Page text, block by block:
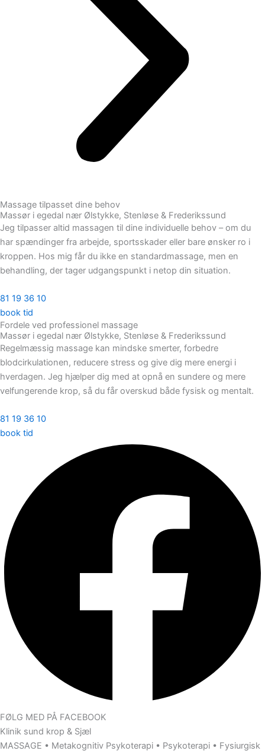
Massage tilpasset dine behov
Massør i egedal nær Ølstykke, Stenløse & Frederikssund
Jeg tilpasser altid massagen til dine individuelle behov – om du
har spændinger fra arbejde, sportsskader eller bare ønsker ro i
kroppen. Hos mig får du ikke en standardmassage, men en
behandling, der tager udgangspunkt i netop din situation.
81 19 36 10
book tid
Fordele ved professionel massage
Massør i egedal nær Ølstykke, Stenløse & Frederikssund
Regelmæssig massage kan mindske smerter, forbedre
blodcirkulationen, reducere stress og give dig mere energi i
hverdagen. Jeg hjælper dig med at opnå en sundere og mere
velfungerende krop, så du får overskud både fysisk og mentalt.
81 19 36 10
book tid
FØLG MED PÅ FACEBOOK
Klinik sund krop & Sjæl
MASSAGE • Metakognitiv Psykoterapi • Psykoterapi • Fysiurgisk